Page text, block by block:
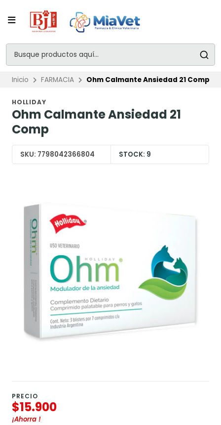
Inicio FARMACIA Ohm Calmante Ansiedad 21 Comp
HOLLIDAY
Ohm Calmante Ansiedad 21
Comp
SKU: 7798042366804 STOCK: 9
PRECIO
$15.900
¡Ahorra !